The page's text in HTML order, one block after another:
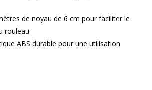
de noyau de 6 cm pour faciliter le
rouleau
ABS durable pour une utilisation